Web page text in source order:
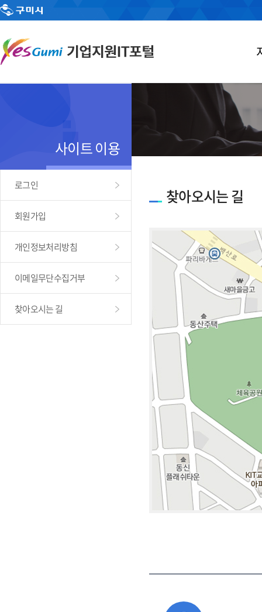
사이트 이용
로그인
회원가입
개인정보처리방침
이메일무단수집거부
찾아오시는 길
찾아오시는 길